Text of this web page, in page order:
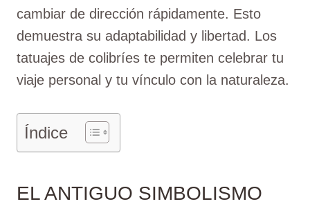
cambiar de dirección rápidamente. Esto
demuestra su adaptabilidad y libertad. Los
tatuajes de colibríes te permiten celebrar tu
viaje personal y tu vínculo con la naturaleza.
Índice
EL ANTIGUO SIMBOLISMO